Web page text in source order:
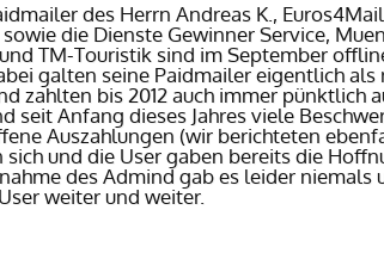
des Herrn Andreas K.,
die Dienste Gewinner Service,
TM-Touristik sind im September
galten seine Paidmailer eigentlich als
zahlten bis 2012 auch immer pünktlich
seit Anfang dieses Jahres viele
Auszahlungen (wir berichteten
sich und die User gaben bereits die
des Admind gab es leider niemals
weiter und weiter.